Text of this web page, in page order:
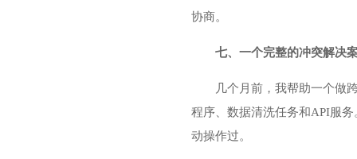
协商。
七、一个完整的冲突解决
几个月前，我帮助一个做
程序、数据清洗任务和API服
动操作过。